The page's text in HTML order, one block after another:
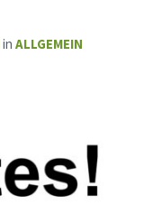
in ALLGEMEIN